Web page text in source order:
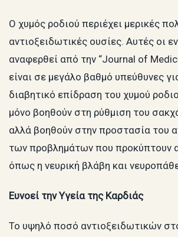
Ο χυμός ροδιού περιέχει μερικές
αντιοξειδωτικές ουσίες. Αυτές οι
αναφερθεί από την “Journal of
είναι σε μεγάλο βαθμό υπεύθυνες
διαβητικό επίδραση του χυμού
μόνο βοηθούν στη ρύθμιση του
αλλά βοηθούν στην προστασία του
των προβλημάτων που προκύπτουν
όπως η νευρική βλάβη και
Ευνοεί την Υγεία της Καρδιάς
Το υψηλό ποσό αντιοξειδωτικών